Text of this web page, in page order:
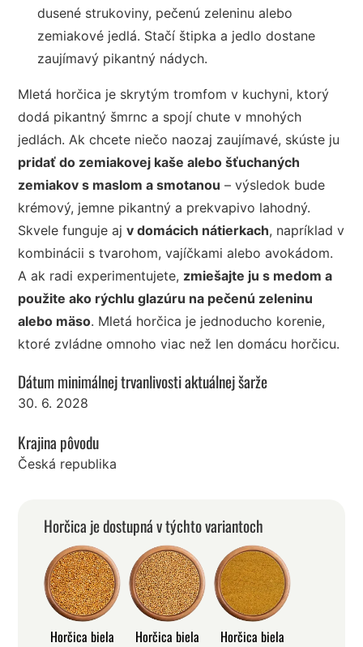
dusené strukoviny, pečenú zeleninu alebo
zemiakové jedlá. Stačí štipka a jedlo dostane
zaujímavý pikantný nádych.
Mletá horčica je skrytým tromfom v kuchyni, ktorý
dodá pikantný šmrnc a spojí chute v mnohých
jedlách. Ak chcete niečo naozaj zaujímavé, skúste ju
pridať do zemiakovej kaše alebo šťuchaných
zemiakov s maslom a smotanou – výsledok bude
krémový, jemne pikantný a prekvapivo lahodný.
Skvele funguje ajv domácich nátierkach, napríklad v
kombinácii s tvarohom, vajíčkami alebo avokádom.
A ak radi experimentujete, zmiešajte ju s medom a
použite ako rýchlu glazúru na pečenú zeleninu
alebo mäso. Mletá horčica je jednoducho korenie,
ktoré zvládne omnoho viac než len domácu horčicu.
Dátum minimálnej trvanlivosti aktuálnej šarže
30. 6. 2028
Krajina pôvodu
Česká republika
Horčica je dostupná v týchto variantoch
Horčica biela Horčica biela Horčica biela